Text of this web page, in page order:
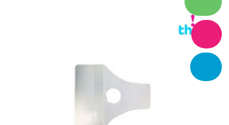
Equipos
Seguridad
Artículos Varios